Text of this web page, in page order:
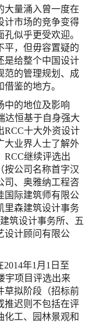
大量涌入曾一度在
计市场的竞争变得
似乎更受欢迎。
平，但毋容置疑的
是给整个中国设计
范的管理规划、成
鉴的地方。
中的地位及影响
达恒基于自身强大
RCC十大外资设计
大业界人士了解外
RCC继续评选出
按公司名称首字汉
司、奥雅纳工程咨
国际建筑师有限公
里森建筑设计事务
筑设计事务所、五
设计顾问有限公
年1月1日至
宇项目评选出来
草拟阶段（招标前
推迟则不包括在评
化工、园林景观和